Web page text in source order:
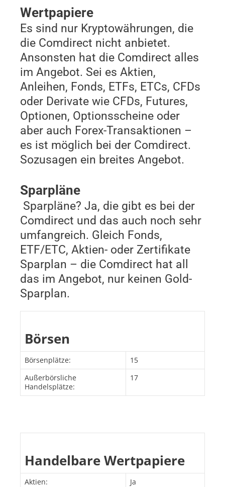
Wertpapiere
Es sind nur Kryptowährungen, die
die Comdirect nicht anbietet.
Ansonsten hat die Comdirect alles
im Angebot. Sei es Aktien,
Anleihen, Fonds, ETFs, ETCs, CFDs
oder Derivate wie CFDs, Futures,
Optionen, Optionsscheine oder
aber auch Forex-Transaktionen –
es ist möglich bei der Comdirect.
Sozusagen ein breites Angebot.
Sparpläne
Sparpläne? Ja, die gibt es bei der
Comdirect und das auch noch sehr
umfangreich. Gleich Fonds,
ETF/ETC, Aktien- oder Zertifikate
Sparplan – die Comdirect hat all
das im Angebot, nur keinen Gold-
Sparplan.
Börsen
Börsenplätze:
15
Außerbörsliche
Handelsplätze:
17
Handelbare Wertpapiere
Aktien: Ja